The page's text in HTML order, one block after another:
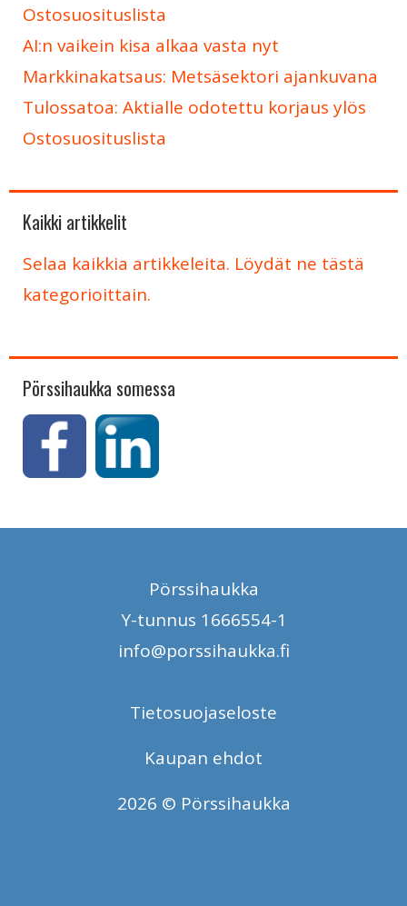
Ostosuosituslista
AI:n vaikein kisa alkaa vasta nyt
Markkinakatsaus: Metsäsektori ajankuvana
Tulossatoa: Aktialle odotettu korjaus ylös
Ostosuosituslista
Kaikki artikkelit
Selaa kaikkia artikkeleita. Löydät ne tästä
kategorioittain.
Pörssihaukka somessa
Pörssihaukka
Y-tunnus 1666554-1
info@porssihaukka.fi
Tietosuojaseloste
Kaupan ehdot
2026 © Pörssihaukka